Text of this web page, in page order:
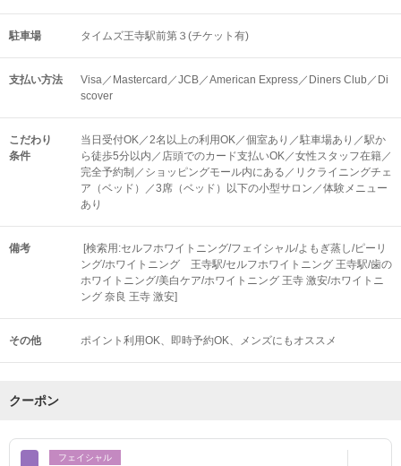
駐車場 タイムズ王寺駅前第３(チケット有)
支払い方法
Visa／Mastercard／JCB／American Express／Diners Club／Di
scover
こだわり
条件
当日受付OK／2名以上の利用OK／個室あり／駐車場あり／駅か
ら徒歩5分以内／店頭でのカード支払いOK／女性スタッフ在籍／
完全予約制／ショッピングモール内にある／リクライニングチェ
ア（ベッド）／3席（ベッド）以下の小型サロン／体験メニュー
あり
備考
[検索用:セルフホワイトニング/フェイシャル/よもぎ蒸し/ピーリ
ング/ホワイトニング 王寺駅/セルフホワイトニング 王寺駅/歯の
ホワイトニング/美白ケア/ホワイトニング 王寺 激安/ホワイトニ
ング 奈良 王寺 激安]
その他 ポイント利用OK 即時予約OK メンズにもオススメ
クーポン
フェイシャル